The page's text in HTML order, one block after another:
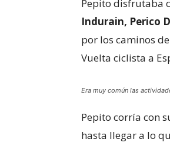
Pepito disfrutaba
Indurain, Perico
por los caminos
Vuelta ciclista a
Era muy común las
Pepito corría con
hasta llegar a lo